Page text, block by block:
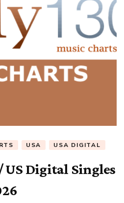
USA USA DIGITAL
US Digital Singles